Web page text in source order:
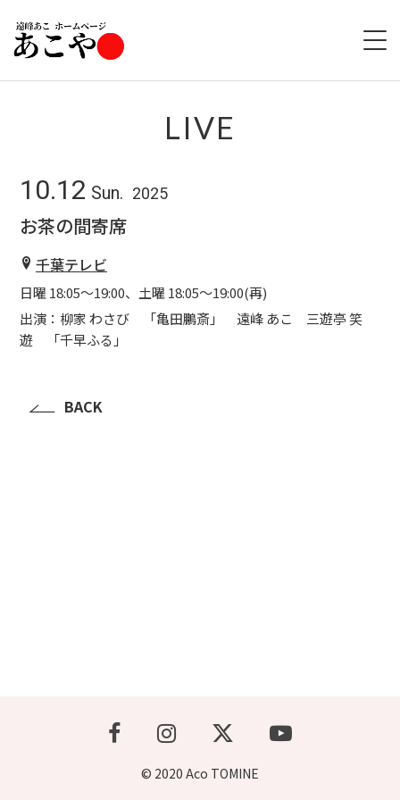
DISCOGRAPHY
LIVE
10.12 Sun. 2025
お茶の間寄席
千葉テレビ
日曜 18:05～19:00、土曜 18:05～19:00(再)
出演：柳家 わさび 「亀田鵬斎」 遠峰 あこ 三遊亭 笑
遊 「千早ふる」
BACK
© 2020 Aco TOMINE